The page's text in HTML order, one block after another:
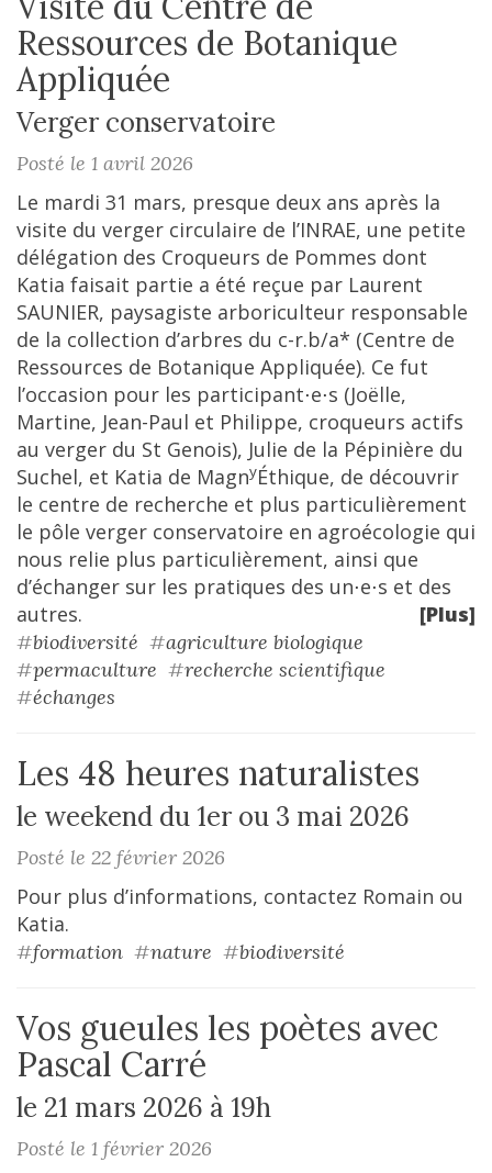
Ressources de Botanique
Appliquée
Verger conservatoire
Posté le 1 avril 2026
Le mardi 31 mars, presque deux ans après la
visite du verger circulaire de l’INRAE, une petite
délégation des Croqueurs de Pommes dont
Katia faisait partie a été reçue par Laurent
SAUNIER, paysagiste arboriculteur responsable
de la collection d’arbres du c-r.b/a* (Centre de
Ressources de Botanique Appliquée). Ce fut
l’occasion pour les participant⋅e⋅s (Joëlle,
Martine, Jean-Paul et Philippe, croqueurs actifs
au verger du St Genois), Julie de la Pépinière du
Suchel, et Katia de MagnyÉthique, de découvrir
le centre de recherche et plus particulièrement
le pôle verger conservatoire en agroécologie qui
nous relie plus particulièrement, ainsi que
d’échanger sur les pratiques des un⋅e⋅s et des
autres.
[Plus]
#biodiversité #agriculture biologique
#permaculture #recherche scientifique
#échanges
Les 48 heures naturalistes
le weekend du 1er ou 3 mai 2026
Posté le 22 février 2026
Pour plus d’informations, contactez Romain ou
Katia.
#formation #nature #biodiversité
Vos gueules les poètes avec
Pascal Carré
le 21 mars 2026 à 19h
Posté le 1 février 2026